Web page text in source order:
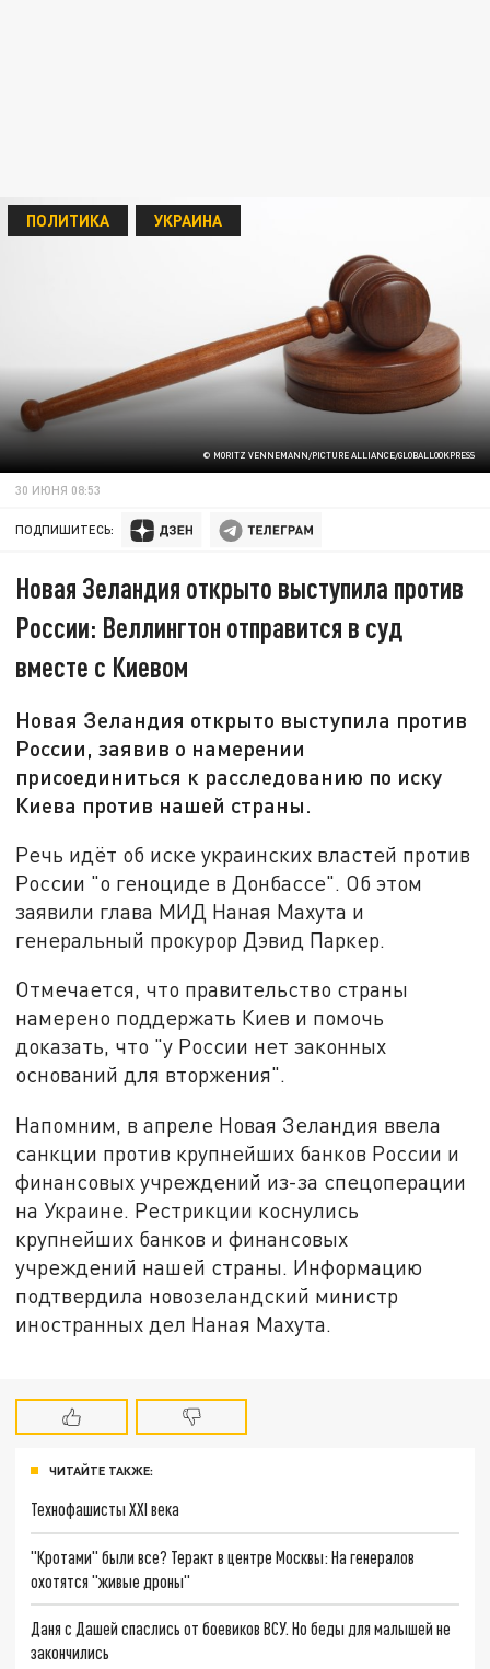
© MORITZ VENNEMANN/PICTURE ALLIANCE/GLOBALLOOKPRESS
ПОЛИТИКА УКРАИНА
30 ИЮНЯ 08:53
ПОДПИШИТЕСЬ:
Новая Зеландия открыто выступила против
России: Веллингтон отправится в суд
вместе с Киевом
Новая Зеландия открыто выступила против
России, заявив о намерении
присоединиться к расследованию по иску
Киева против нашей страны.
Речь идёт об иске украинских властей против
России "о геноциде в Донбассе". Об этом
заявили глава МИД Наная Махута и
генеральный прокурор Дэвид Паркер.
Отмечается, что правительство страны
намерено поддержать Киев и помочь
доказать, что "у России нет законных
оснований для вторжения".
Напомним, в апреле Новая Зеландия ввела
санкции против крупнейших банков России и
финансовых учреждений из-за спецоперации
на Украине. Рестрикции коснулись
крупнейших банков и финансовых
учреждений нашей страны. Информацию
подтвердила новозеландский министр
иностранных дел Наная Махута.
ЧИТАЙТЕ ТАКЖЕ:
Технофашисты XXI века
"Кротами" были все? Теракт в центре Москвы: На генералов
охотятся "живые дроны"
Даня с Дашей спаслись от боевиков ВСУ. Но беды для малышей не
закончились